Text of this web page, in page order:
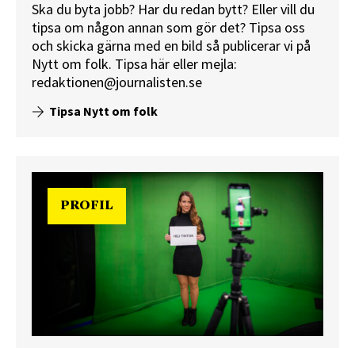
Ska du byta jobb? Har du redan bytt? Eller vill du
tipsa om någon annan som gör det? Tipsa oss
och skicka gärna med en bild så publicerar vi på
Nytt om folk. Tipsa här eller mejla:
redaktionen@journalisten.se
Tipsa Nytt om folk
PROFIL